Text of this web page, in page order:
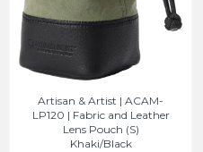
Artisan & Artist | ACAM-
LP120 | Fabric and Leather
Lens Pouch (S)
Khaki/Black